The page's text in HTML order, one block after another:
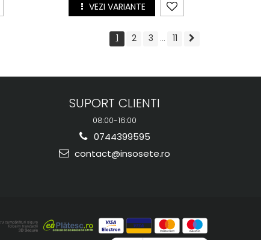
VEZI VARIANTE
1 2 3 ... 11
SUPORT CLIENTI
08:00-16:00
0744399595
contact@insosete.ro